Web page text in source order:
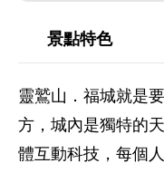
景點特色
靈鷲山．福城就是
方，城內是獨特的
體互動科技，每個